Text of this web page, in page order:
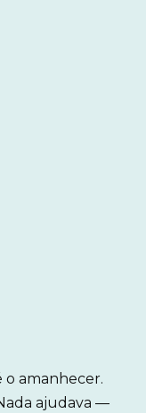
o amanhecer.
ajudava —